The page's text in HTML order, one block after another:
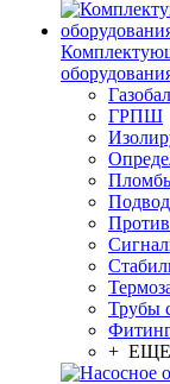
ГРПШ
Трубы
+ ЕЩЕ